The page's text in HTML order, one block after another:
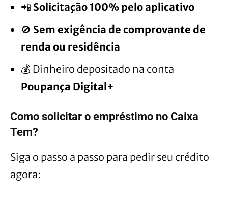
📲 Solicitação 100% pelo aplicativo
🚫 Sem exigência de comprovante de
renda ou residência
💰 Dinheiro depositado na conta
Poupança Digital+
Como solicitar o empréstimo no Caixa
Tem?
Siga o passo a passo para pedir seu crédito
agora: